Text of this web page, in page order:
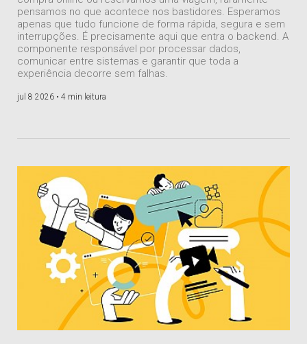
pensamos no que acontece nos bastidores. Esperamos
apenas que tudo funcione de forma rápida, segura e sem
interrupções. É precisamente aqui que entra o backend. A
componente responsável por processar dados,
comunicar entre sistemas e garantir que toda a
experiência decorre sem falhas.
jul 8 2026 • 4 min leitura